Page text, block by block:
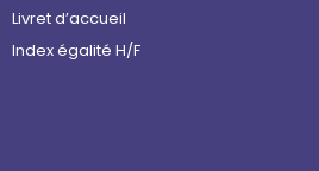
Livret d’accueil
Index égalité H/F